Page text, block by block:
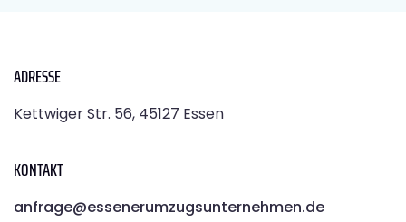
ADRESSE
Kettwiger Str. 56, 45127 Essen
KONTAKT
anfrage@essenerumzugsunternehmen.de